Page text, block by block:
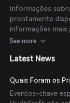
Informações
prontamente
informações
oficial do
See more
Latest News
Quais Foram os
Eventos-chave